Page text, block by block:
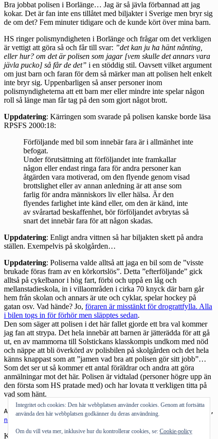
Bra jobbat polisen i Borlänge… Jag är så jävla förbannad att jag
kokar. Det är fan inte ens tillåtet med biljakter i Sverige men bryr sig
de om det? Fem minuter tidigare och de kunde kört över mina barn.
HS ringer polismyndigheten i Borlänge och frågar om det verkligen
är vettigt att göra så och får till svar: ”det kan ju ha hänt nånting,
eller hur? om det är polisen som jagar [vem skulle det annars vara
jävla pucko] så får de det” i en stöddig stil. Oavsett vilket argument
om just barn och faran för dem så märker man att polisen helt enkelt
inte bryr sig. Uppenbarligen så anser personer inom
polismyndigheterna att ett barn mer eller mindre inte spelar någon
roll så länge man får tag på den som gjort något brott.
Uppdatering: Kärringen som svarade på polisen kanske borde läsa
RPSFS 2000:18:
Förföljande med bil som innebär fara är i allmänhet inte
befogat.
Under förutsättning att förföljandet inte framkallar
någon eller endast ringa fara för andra personer kan
åtgärden vara motiverad, om den flyende genom visad
brottslighet eller av annan anledning är att anse som
farlig för andra människors liv eller hälsa. Är den
flyendes farlighet inte känd eller, om den är känd, inte
av svårartad beskaffenhet, bör förföljandet avbrytas så
snart det innebär fara för att någon skadas.
Uppdatering: Enligt andra vittnen så har biljakten skett på andra
ställen. Exempelvis på skolgården…
Uppdatering: Poliserna valde alltså att jaga en bil som de ”visste
brukade föras fram av en körkortslös”. Detta ”efterföljande” gick
alltså på cykelbanor i hög fart, förbi och uppå en låg och
mellanstadieskola, in i villaområden i cirka 70 knyck där barn går
hem från skolan och annars är ute och cyklar, spelar hockey på
gatan osv. Vad hände? Jo, föraren är misstänkt för drograttfylla. Alla
i bilen togs in för förhör men släpptes sedan.
Den som säger att polisen i det här fallet gjorde ett bra val kommer
jag fan att strypa. Det hela innebär att barnen är jätterädda för att gå
ut, en av mammorna till Solstickans klasskompis undkom med nöd
och näppe att bli överkörd av polisbilen på skolgården och det hela
känns knappast som att ”jamen vad bra att polisen gör sitt jobb”…
Som det ser ut så kommer ett antal föräldrar och andra att göra
anmälningar mot det här. Polisen är vidtalad (personer högre upp än
den första som HS pratade med) och har lovata tt verkligen titta på
vad som hänt.
Andra bloggar om:polisen, biljakt,villaområde
,
nötter
Kategorier:Allmänt tyckande
Integritet och cookies: Den här webbplatsen använder cookies. Genom att fortsätta
använda den här webbplatsen godkänner du deras användning.
Om du vill veta mer, inklusive hur du kontrollerar cookies, se: Cookie-policy